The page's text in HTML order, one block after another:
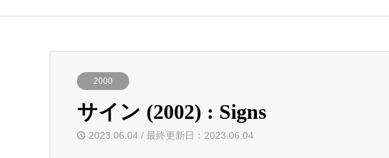
2000
サイン (2002) : Signs
2023.06.04 / 最終更新日：2023.06.04